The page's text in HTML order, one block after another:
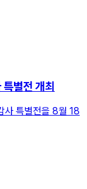
별전 개최
사 특별전을 8월 18